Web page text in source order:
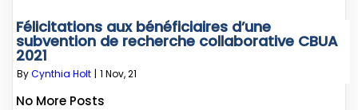
Félicitations aux bénéficiaires d’une
subvention de recherche collaborative CBUA
2021
ByCynthia Holt | 1 Nov, 21
No More Posts